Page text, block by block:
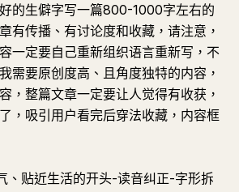
的生僻字写一篇800-1000字左右的
有传播、有讨论度和收藏，请注意，
一定要自己重新组织语言重新写，不
需要原创度高、且角度独特的内容，
，整篇文章一定要让人觉得有收获，
，吸引用户看完后穿法收藏，内容框
、贴近生活的开头-读音纠正-字形拆